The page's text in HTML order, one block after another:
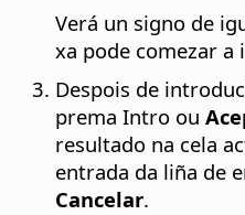
Verá un signo de
xa pode comezar
Despois de
prema Intro ou
resultado na cela
entrada da liña de
Cancelar.